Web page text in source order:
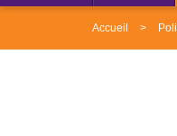
Accueil